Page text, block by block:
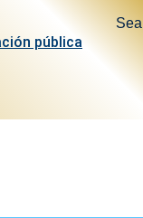
pública